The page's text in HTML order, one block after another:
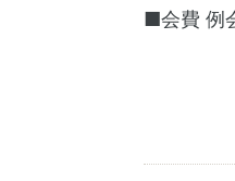
■会費 例